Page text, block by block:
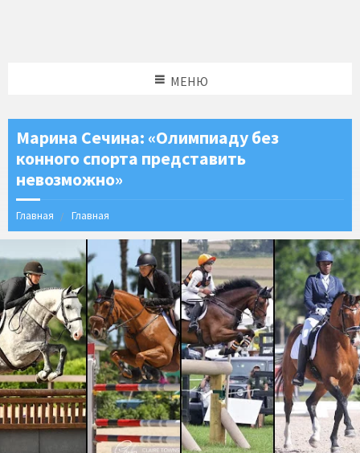
МЕНЮ
Марина Сечина: «Олимпиаду без
конного спорта представить
невозможно»
Главная Главная